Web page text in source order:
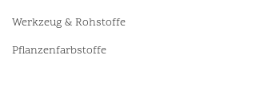
Werkzeug & Rohstoffe
Pflanzenfarbstoffe